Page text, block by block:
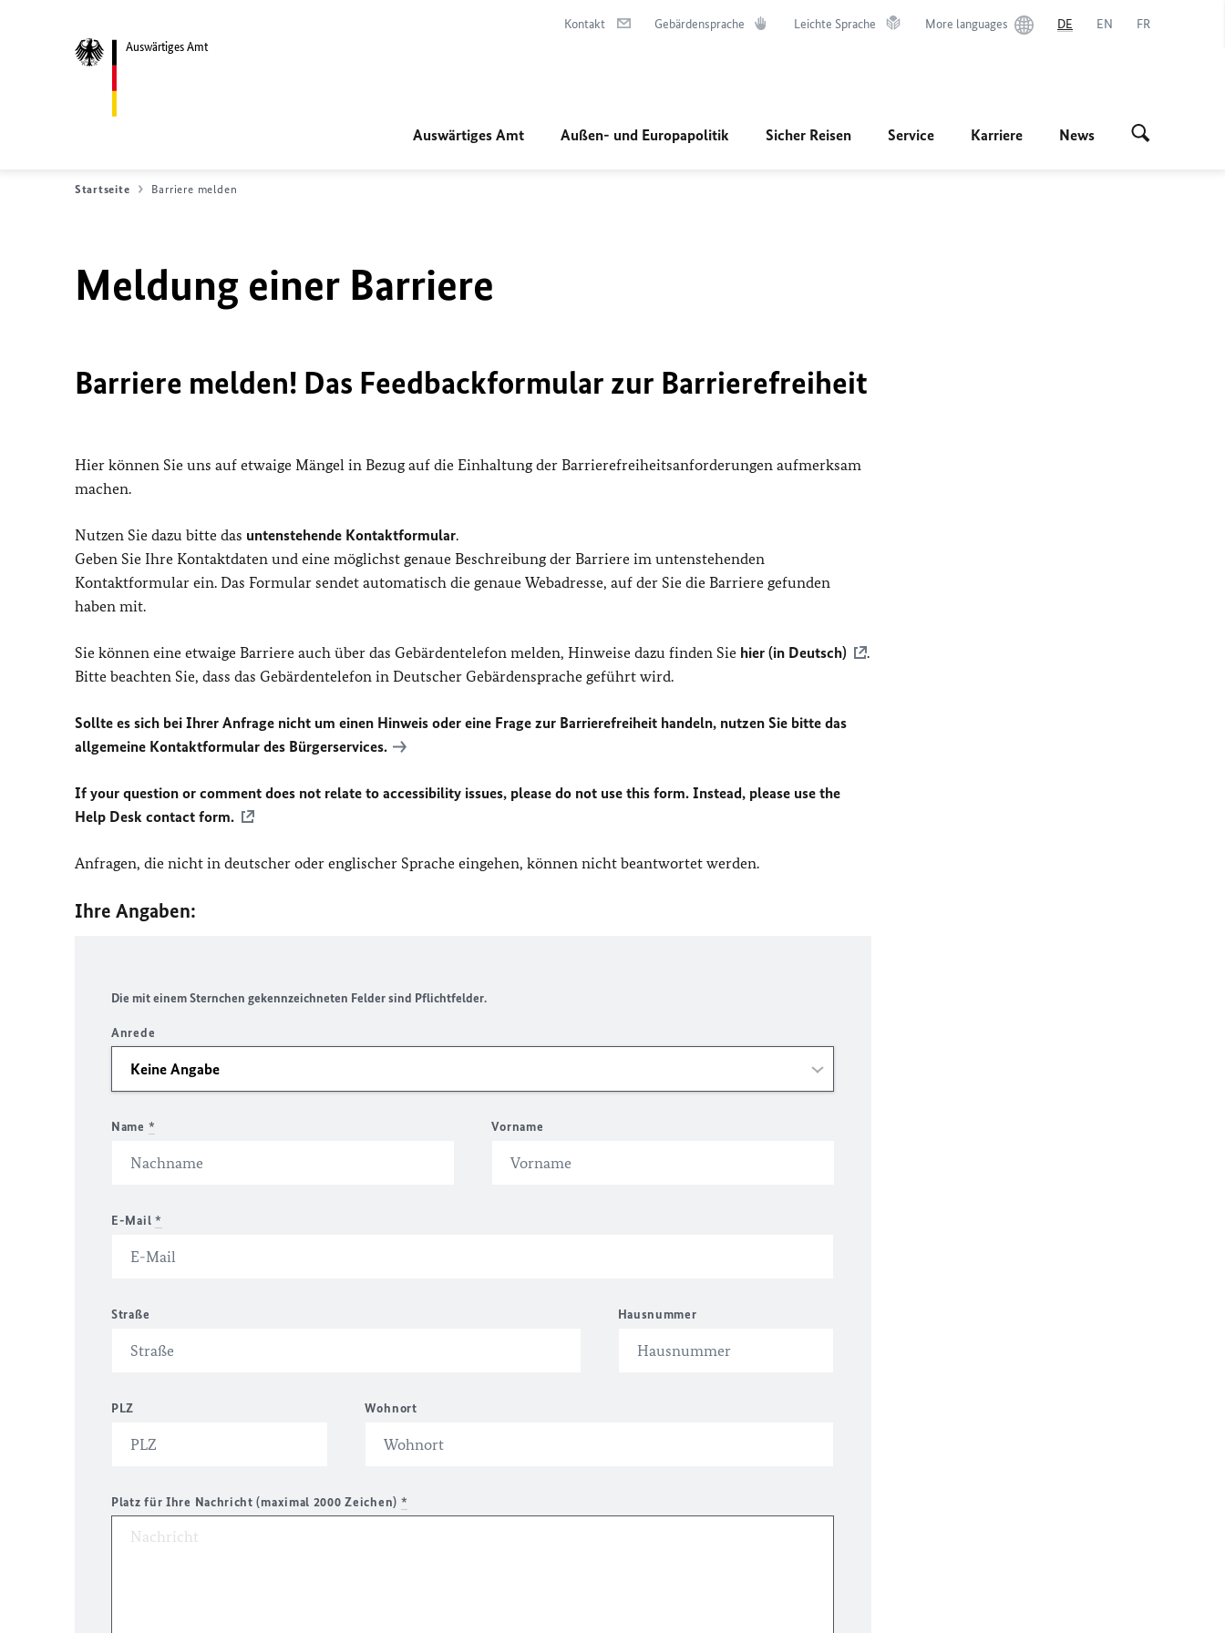
Auswärtiges Amt
Kontakt Gebärdensprache Leichte Sprache More languages DE EN FR
Auswärtiges Amt Außen- und Europapolitik Sicher Reisen Service Karriere News
Startseite Barriere melden
Meldung einer Barriere
Barriere melden! Das Feedbackformular zur Barrierefreiheit
Hier können Sie uns auf etwaige Mängel in Bezug auf die Einhaltung der Barrierefreiheitsanforderungen aufmerksam
machen.
Nutzen Sie dazu bitte das untenstehende Kontaktformular.
Geben Sie Ihre Kontaktdaten und eine möglichst genaue Beschreibung der Barriere im untenstehenden
Kontaktformular ein. Das Formular sendet automatisch die genaue Webadresse, auf der Sie die Barriere gefunden
haben mit.
Sie können eine etwaige Barriere auch über das Gebärdentelefon melden, Hinweise dazu finden Sie hier (in Deutsch)
.
Bitte beachten Sie, dass das Gebärdentelefon in Deutscher Gebärdensprache geführt wird.
Sollte es sich bei Ihrer Anfrage nicht um einen Hinweis oder eine Frage zur Barrierefreiheit handeln, nutzen Sie bitte das
allgemeine Kontaktformular des Bürgerservices.
If your question or comment does not relate to accessibility issues, please do not use this form. Instead, please use the
Help Desk contact form.
Anfragen, die nicht in deutscher oder englischer Sprache eingehen, können nicht beantwortet werden.
Ihre Angaben:
Die mit einem Sternchen gekennzeichneten Felder sind Pflichtfelder.
Anrede
Name * Vorname
E-Mail *
Straße Hausnummer
PLZ Wohnort
Platz für Ihre Nachricht (maximal 2000 Zeichen) *